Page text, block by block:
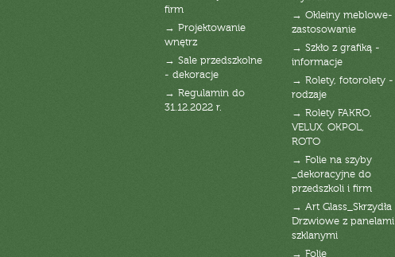
firm
→ Projektowanie
wnętrz
→ Sale przedszkolne
- dekoracje
→ Regulamin do
31.12.2022 r.
→ Okleiny meblowe-
zastosowanie
→ Szkło z grafiką -
informacje
→ Rolety, fotorolety -
rodzaje
→ Rolety FAKRO,
VELUX, OKPOL,
ROTO
→ Folie na szyby
_dekoracyjne do
przedszkoli i firm
→ Art Glass_Skrzydła
Drzwiowe z panelami
szklanymi
→ Folie